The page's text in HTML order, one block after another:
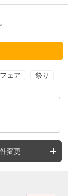
ェア 祭り
変更